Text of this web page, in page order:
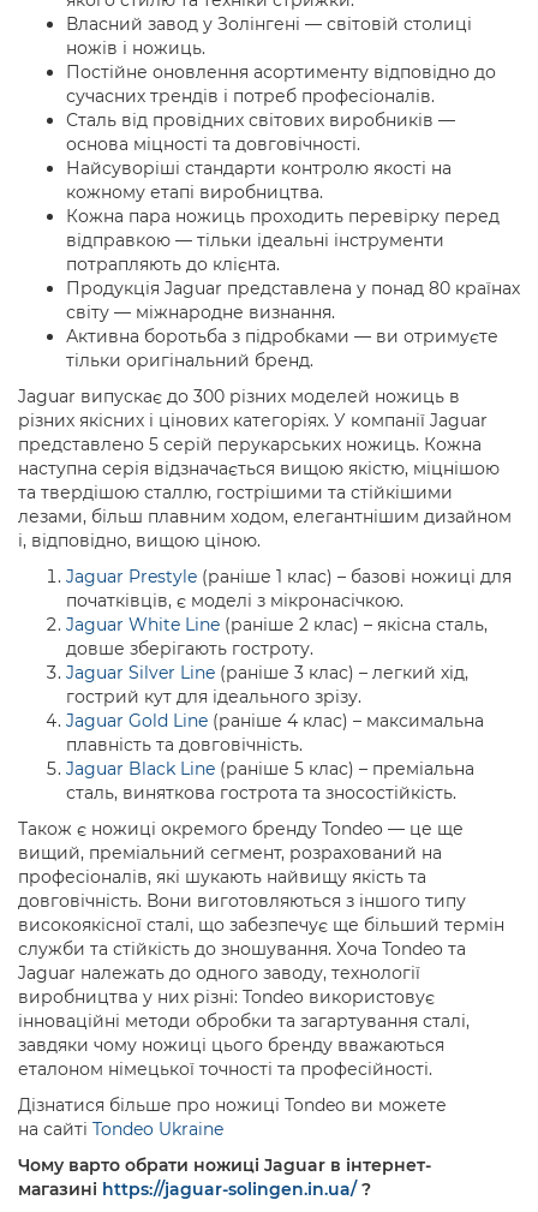
Власний завод у Золінгені — світовій столиці
ножів і ножиць.
Постійне оновлення асортименту відповідно до
сучасних трендів і потреб професіоналів.
Сталь від провідних світових виробників —
основа міцності та довговічності.
Найсуворіші стандарти контролю якості на
кожному етапі виробництва.
Кожна пара ножиць проходить перевірку перед
відправкою — тільки ідеальні інструменти
потрапляють до клієнта.
Продукція Jaguar представлена у понад 80 країнах
світу — міжнародне визнання.
Активна боротьба з підробками — ви отримуєте
тільки оригінальний бренд.
Jaguar випускає до 300 різних моделей ножиць в
різних якісних і цінових категоріях. У компанії Jaguar
представлено 5 серій перукарських ножиць. Кожна
наступна серія відзначається вищою якістю, міцнішою
та твердішою сталлю, гострішими та стійкішими
лезами, більш плавним ходом, елегантнішим дизайном
і, відповідно, вищою ціною.
Jaguar Prestyle (раніше 1 клас) – базові ножиці для
початківців, є моделі з мікронасічкою.
Jaguar White Line (раніше 2 клас) – якісна сталь,
довше зберігають гостроту.
Jaguar Silver Line (раніше 3 клас) – легкий хід,
гострий кут для ідеального зрізу.
Jaguar Gold Line (раніше 4 клас) – максимальна
плавність та довговічність.
Jaguar Black Line (раніше 5 клас) – преміальна
сталь, виняткова гострота та зносостійкість.
Також є ножиці окремого бренду Tondeo — це ще
вищий, преміальний сегмент, розрахований на
професіоналів, які шукають найвищу якість та
довговічність. Вони виготовляються з іншого типу
високоякісної сталі, що забезпечує ще більший термін
служби та стійкість до зношування. Хоча Tondeo та
Jaguar належать до одного заводу, технології
виробництва у них різні: Tondeo використовує
інноваційні методи обробки та загартування сталі,
завдяки чому ножиці цього бренду вважаються
еталоном німецької точності та професійності.
Дізнатися більше про ножиці Tondeo ви можете
на сайті Tondeo Ukraine
Чому варто обрати ножиці Jaguar в інтернет-
магазині https://jaguar-solingen.in.ua/?